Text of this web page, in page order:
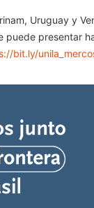
Uruguay y
puede presentar
bit.ly/